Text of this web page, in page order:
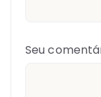
Seu